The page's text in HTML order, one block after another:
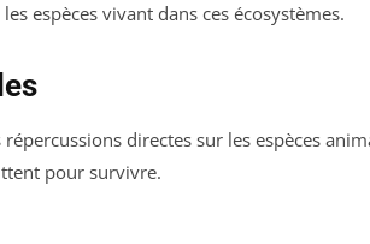
espèces vivant dans ces écosystèmes.
directes sur les espèces
pour survivre.